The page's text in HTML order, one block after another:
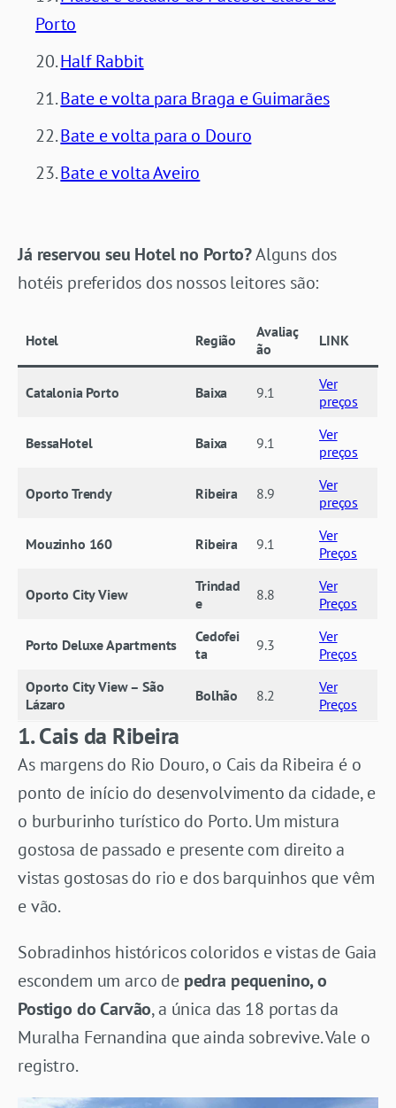
Porto
Half Rabbit
Bate e volta para Braga e Guimarães
Bate e volta para o Douro
Bate e volta Aveiro
Já reservou seu Hotel no Porto?Alguns dos
hotéis preferidos dos nossos leitores são:
Hotel Região
Avaliaç
ão
LINK
Catalonia Porto Baixa 9.1
Ver
preços
BessaHotel Baixa 9.1
Ver
preços
Oporto Trendy Ribeira 8.9
Ver
preços
Mouzinho 160 Ribeira 9.1
Ver
Preços
Oporto City View
Trindad
e
8.8
Ver
Preços
Porto Deluxe Apartments
Cedofei
ta
9.3
Ver
Preços
Oporto City View – São
Lázaro
Bolhão 8.2
Ver
Preços
1. Cais da Ribeira
As margens do Rio Douro, o Cais da Ribeira é o
ponto de início do desenvolvimento da cidade, e
o burburinho turístico do Porto. Um mistura
gostosa de passado e presente com direito a
vistas gostosas do rio e dos barquinhos que vêm
e vão.
Sobradinhos históricos coloridos e vistas de Gaia
escondem um arco de pedra pequenino, o
Postigo do Carvão, a única das 18 portas da
Muralha Fernandina que ainda sobrevive. Vale o
registro.